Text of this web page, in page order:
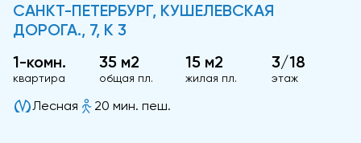
САНКТ-ПЕТЕРБУРГ, КУШЕЛЕВСКАЯ
ДОРОГА., 7, К 3
1-комн.
квартира
35 м2
общая пл.
15 м2
жилая пл.
3/18
этаж
Лесная 20 мин. пеш.